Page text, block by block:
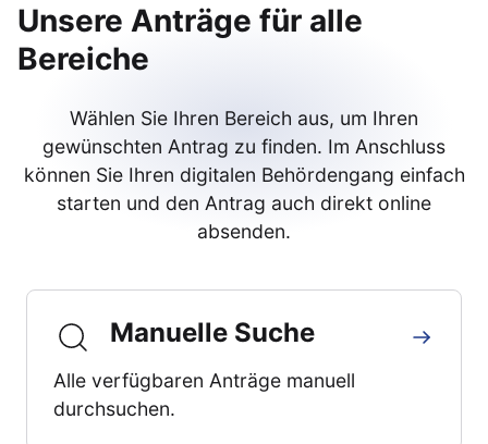
Unsere Anträge für alle
Bereiche
Wählen Sie Ihren Bereich aus, um Ihren
gewünschten Antrag zu finden. Im Anschluss
können Sie Ihren digitalen Behördengang einfach
starten und den Antrag auch direkt online
absenden.
Manuelle Suche
Alle verfügbaren Anträge manuell
durchsuchen.